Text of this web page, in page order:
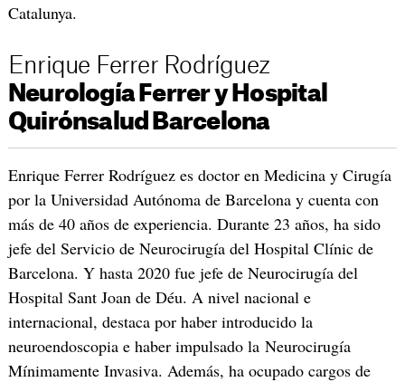
Catalunya.
Enrique Ferrer Rodríguez
Neurología Ferrer y Hospital
Quirónsalud Barcelona
Enrique Ferrer Rodríguez es doctor en Medicina y Cirugía
por la Universidad Autónoma de Barcelona y cuenta con
más de 40 años de experiencia. Durante 23 años, ha sido
jefe del Servicio de Neurocirugía del Hospital Clínic de
Barcelona. Y hasta 2020 fue jefe de Neurocirugía del
Hospital Sant Joan de Déu. A nivel nacional e
internacional, destaca por haber introducido la
neuroendoscopia e haber impulsado la Neurocirugía
Mínimamente Invasiva. Además, ha ocupado cargos de